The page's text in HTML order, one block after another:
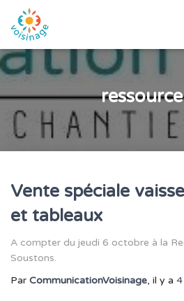
Vente spéciale
et tableaux
A compter du jeudi 6 octobre à la
Soustons.
Par CommunicationVoisinage, il y a 4